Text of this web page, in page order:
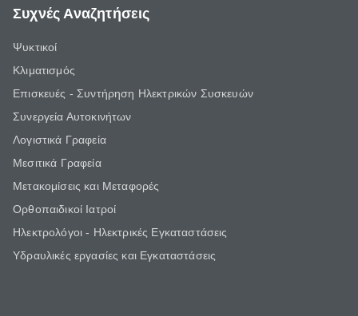
Συχνές Αναζητήσεις
Ψυκτικοί
Κλιματισμός
Επισκευές - Συντήρηση Ηλεκτρικών Συσκευών
Συνεργεία Αυτοκινήτων
Λογιστικά Γραφεία
Μεσιτικά Γραφεία
Μετακομίσεις και Μεταφορές
Ορθοπαιδικοί Ιατροί
Ηλεκτρολόγοι - Ηλεκτρικές Εγκαταστάσεις
Υδραυλικές εργασίες και Εγκαταστάσεις